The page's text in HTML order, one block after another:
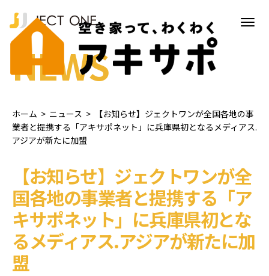
NEWS
ホーム > ニュース >
【お知らせ】ジェクトワンが全国各地の事
業者と提携する「アキサポネット」に兵庫県初となるメディアス.
アジアが新たに加盟
【お知らせ】ジェクトワンが全
国各地の事業者と提携する「ア
キサポネット」に兵庫県初とな
るメディアス.アジアが新たに加
盟